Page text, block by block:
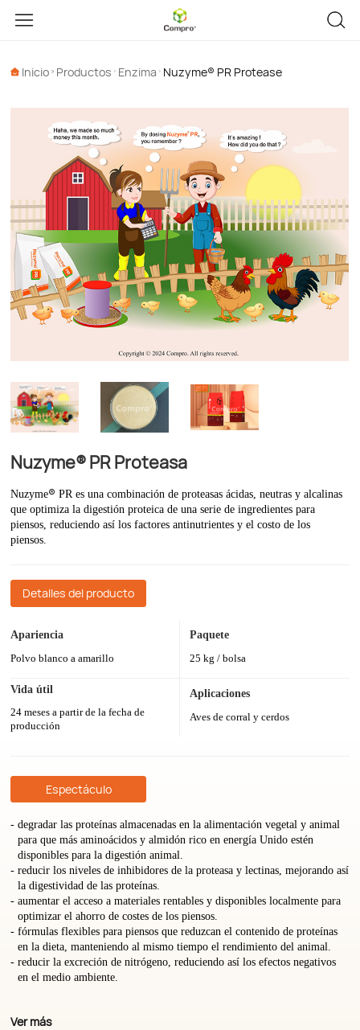
Inicio Productos Enzima Nuzyme® PR Protease
Nuzyme® PR Proteasa
Nuzyme® PR es una combinación de proteasas ácidas, neutras y alcalinas
que optimiza la digestión proteica de una serie de ingredientes para
piensos, reduciendo así los factores antinutrientes y el costo de los
piensos.
Detalles del producto
Apariencia
Polvo blanco a amarillo
Paquete
25 kg / bolsa
Vida útil
24 meses a partir de la fecha de
producción
Aplicaciones
Aves de corral y cerdos
Espectáculo
degradar las proteínas almacenadas en la alimentación vegetal y animal
para que más aminoácidos y almidón rico en energía Unido estén
disponibles para la digestión animal.
reducir los niveles de inhibidores de la proteasa y lectinas, mejorando así
la digestividad de las proteínas.
aumentar el acceso a materiales rentables y disponibles localmente para
optimizar el ahorro de costes de los piensos.
fórmulas flexibles para piensos que reduzcan el contenido de proteínas
en la dieta, manteniendo al mismo tiempo el rendimiento del animal.
reducir la excreción de nitrógeno, reduciendo así los efectos negativos
en el medio ambiente.
Ver más